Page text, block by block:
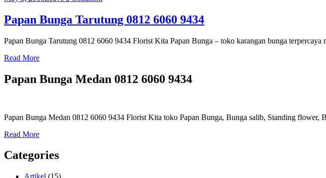
Bunga
Tarutung
6060
Papan Bunga Tarutung 0812 6060 9434
Papan Bunga Tarutung 0812 6060 9434 Florist Kita Papan Bunga – toko karangan bunga
Read More
Papan Bunga Medan 0812 6060 9434
Papan Bunga Medan 0812 6060 9434 Florist Kita toko Papan Bunga, Bunga salib, Standing
Read More
Categories